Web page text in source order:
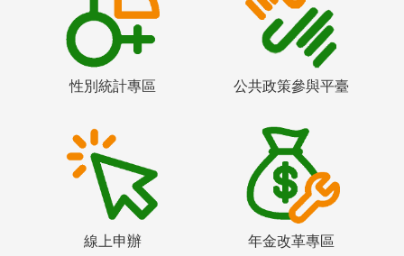
性別統計專區 公共政策參與平臺
線上申辦 年金改革專區